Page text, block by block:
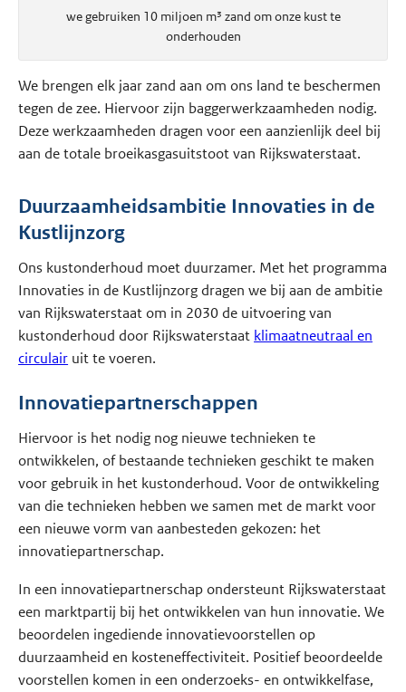
we gebruiken 10 miljoen m³ zand om onze kust te
onderhouden
We brengen elk jaar zand aan om ons land te beschermen
tegen de zee. Hiervoor zijn baggerwerkzaamheden nodig.
Deze werkzaamheden dragen voor een aanzienlijk deel bij
aan de totale broeikasgasuitstoot van Rijkswaterstaat.
Duurzaamheidsambitie Innovaties in de
Kustlijnzorg
Ons kustonderhoud moet duurzamer. Met het programma
Innovaties in de Kustlijnzorg dragen we bij aan de ambitie
van Rijkswaterstaat om in 2030 de uitvoering van
kustonderhoud door Rijkswaterstaat klimaatneutraal en
circulair uit te voeren.
Innovatiepartnerschappen
Hiervoor is het nodig nog nieuwe technieken te
ontwikkelen, of bestaande technieken geschikt te maken
voor gebruik in het kustonderhoud. Voor de ontwikkeling
van die technieken hebben we samen met de markt voor
een nieuwe vorm van aanbesteden gekozen: het
innovatiepartnerschap.
In een innovatiepartnerschap ondersteunt Rijkswaterstaat
een marktpartij bij het ontwikkelen van hun innovatie. We
beoordelen ingediende innovatievoorstellen op
duurzaamheid en kosteneffectiviteit. Positief beoordeelde
voorstellen komen in een onderzoeks- en ontwikkelfase,